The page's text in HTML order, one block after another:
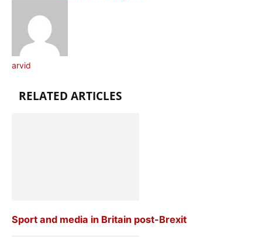
arvid
RELATED ARTICLES
Sport and media in Britain post-Brexit